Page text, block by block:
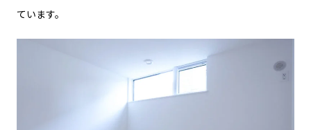
ています。